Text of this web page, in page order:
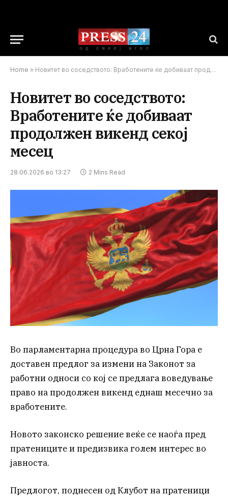
Home » Новитет во соседството: Вработените ќе добиваат продолжен викенд секој месец
Новитет во соседството:
Вработените ќе добиваат
продолжен викенд секој
месец
28.06.2026 во 13:27 2 Mins Read
Во парламентарна процедура во Црна Гора е
доставен предлог за измени на Законот за
работни односи со кој се предлага воведување
право на продолжен викенд еднаш месечно за
вработените.
Новото законско решение веќе се наоѓа пред
пратениците и предизвика голем интерес во
јавноста.
Предлогот, поднесен од Клубот на пратеници